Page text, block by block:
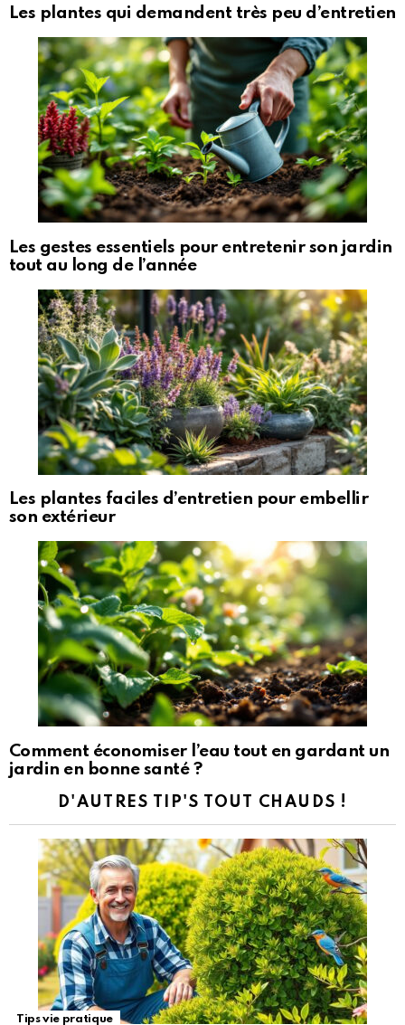
Les plantes qui demandent très peu d’entretien
Les gestes essentiels pour entretenir son jardin
tout au long de l’année
Les plantes faciles d’entretien pour embellir
son extérieur
Comment économiser l’eau tout en gardant un
jardin en bonne santé ?
D'AUTRES TIP'S TOUT CHAUDS !
Tips vie pratique